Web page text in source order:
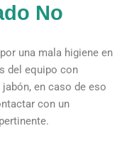
No
una mala higiene en
del equipo con
en caso de eso
con un